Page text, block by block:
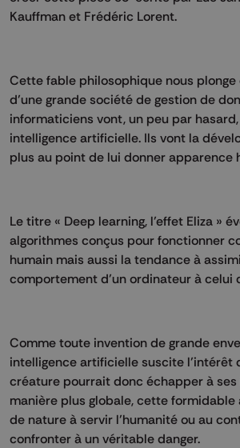
Kauffman et Frédéric Lorent.
Cette fable philosophique nous plonge
d’une grande société de gestion de
informaticiens vont, un peu par
intelligence artificielle. Ils vont la
plus au point de lui donner apparence
Le titre « Deep learning, l’effet Eliza »
algorithmes conçus pour fonctionner
humain mais aussi la tendance à
comportement d’un ordinateur à celui
Comme toute invention de grande
intelligence artificielle suscite l’intérêt
créature pourrait donc échapper à ses
manière plus globale, cette
de nature à servir l’humanité ou au
confronter à un véritable danger.